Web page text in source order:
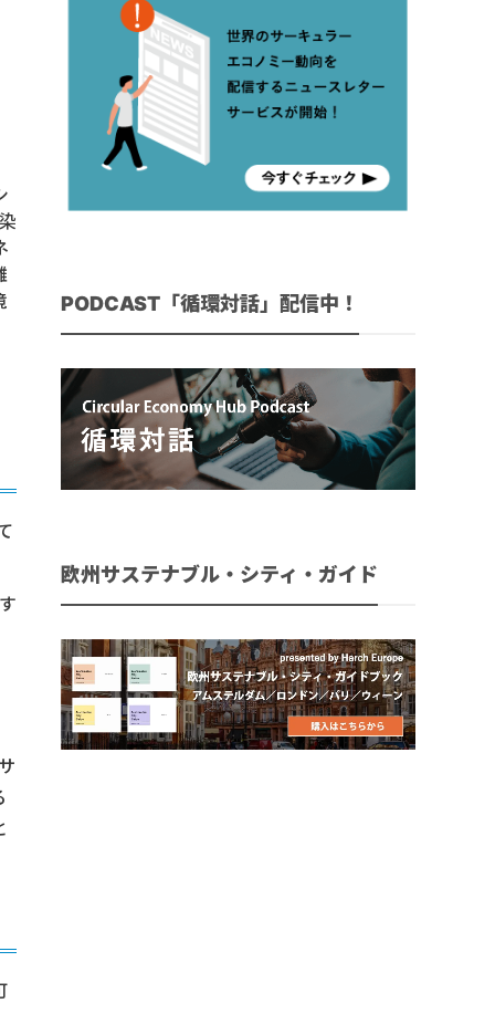
PODCAST「循環対話」配信中！
欧州サステナブル・シティ・ガイド